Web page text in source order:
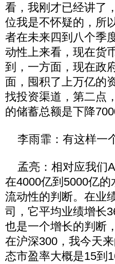
看，我刚才已经讲了
位我是不怀疑的，所
者在未来四到八个季
动性上来看，现在货
到，一方面，现在政
面，囤积了上万亿的
找投资渠道，第二点
的储蓄总额是下降
李雨霏：有这样一
孟亮：相对应我们
在4000亿到5000亿
流动性的判断。在业
司，它平均业绩增长
也是一个增长的判断
在沪深300，我今天
态市盈率大概是15到